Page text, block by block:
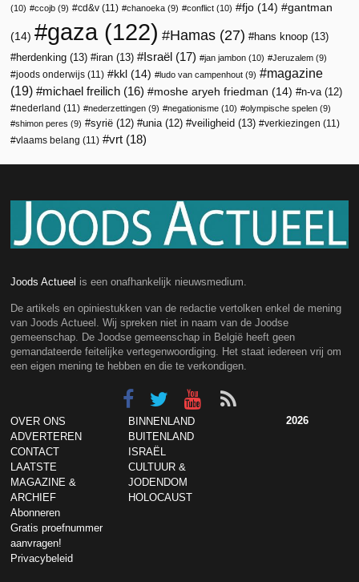
(10)
ccojb (9) cd&v (11) chanoeka (9) conflict (10) fjo (14) gantman
(14) gaza (122) Hamas (27) hans knoop (13)
herdenking (13) iran (13) Israël (17) jan jambon (10) Jeruzalem (9)
joods onderwijs (11) kkl (14) ludo van campenhout (9)
magazine
(19)
michael freilich (16) moshe aryeh friedman (14) n-va (12)
nederland (11) nederzettingen (9) negationisme (10) olympische spelen (9)
shimon peres (9) syrië (12) unia (12) veiligheid (13) verkiezingen (11)
vlaams belang (11) vrt (18)
Joods Actueel is een onafhankelijk nieuwsmedium.
De artikels en opiniestukken van de redactie vertolken enkel de mening
van Joods Actueel. Wij spreken niet in naam van de Joodse
gemeenschap. De Joodse gemeenschap in België heeft geen
gemandateerde feitelijke vertegenwoordiging. Het staat iedereen vrij om
een eigen mening te hebben en die te verkondigen.
OVER ONS
ADVERTEREN
CONTACT
LAATSTE
MAGAZINE &
ARCHIEF
Abonneren
Gratis proefnummer
aanvragen!
Privacybeleid
BINNENLAND
BUITENLAND
ISRAËL
CULTUUR &
JODENDOM
HOLOCAUST
2026